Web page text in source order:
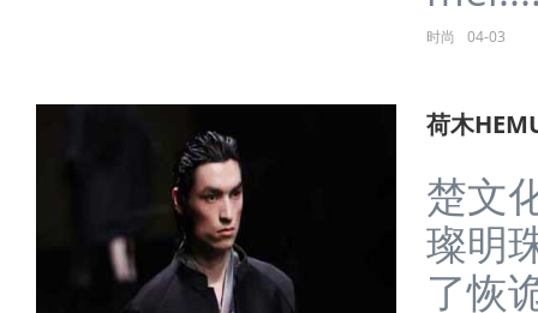
时尚 04-03
荷木
楚文
璨明
了恢